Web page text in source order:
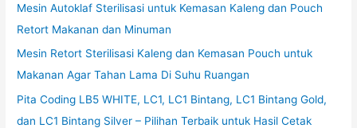
Mesin Autoklaf Sterilisasi untuk Kemasan Kaleng dan Pouch
Retort Makanan dan Minuman
Mesin Retort Sterilisasi Kaleng dan Kemasan Pouch untuk
Makanan Agar Tahan Lama Di Suhu Ruangan
Pita Coding LB5 WHITE, LC1, LC1 Bintang, LC1 Bintang Gold,
dan LC1 Bintang Silver – Pilihan Terbaik untuk Hasil Cetak